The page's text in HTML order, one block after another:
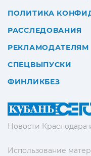
Новости Краснодара
Использование
ПОЛИТИКА
РАССЛЕДОВАНИЯ
РЕКЛАМОДАТЕЛЯМ
СПЕЦВЫПУСКИ
ФИНЛИКБЕЗ